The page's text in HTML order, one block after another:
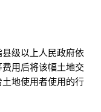
级以上人民政府依
用后将该幅土地交
地使用者使用的行